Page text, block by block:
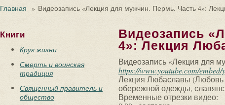
Главная » Видеозапись «Лекция для мужчин. Пермь. Часть 4»:
Книги
Круг жизни
Смерть и воинская
традиция
Священный правитель и
общество
Видеозапись
4»: Лекция
Видеозапись «Лекция для
https://www.youtube.com/
Лекция Любаславы (Любовь
обережной одежды,
Временные отрезки видео: